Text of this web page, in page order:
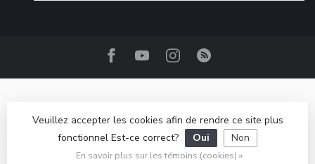
© Copyright 2026 Camp Base.ca- Powered by Lightspeed
Lightspeed designbyDyvelopment
Veuillez accepter les cookies afin de rendre ce site plus
fonctionnel Est-ce correct?
Oui Non
En savoir plus sur les témoins (cookies) »